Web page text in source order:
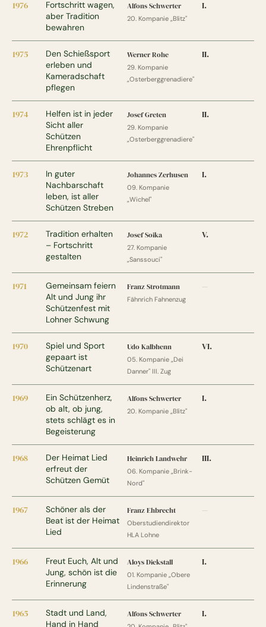
1976
Fortschritt wagen,
aber Tradition
bewahren
Alfons Schwerter
20. Kompanie „Blitz"
I.
1975
Den Schießsport
erleben und
Kameradschaft
pflegen
Werner Rohe
29. Kompanie
„Osterberggrenadiere"
II.
1974
Helfen ist in jeder
Sicht aller
Schützen
Ehrenpflicht
Josef Greten
29. Kompanie
„Osterberggrenadiere"
II.
1973
In guter
Nachbarschaft
leben, ist aller
Schützen Streben
Johannes Zerhusen
09. Kompanie
„Wichel"
I.
1972
Tradition erhalten
– Fortschritt
gestalten
Josef Soika
27. Kompanie
„Sanssouci"
V.
1971
Gemeinsam feiern
Alt und Jung ihr
Schützenfest mit
Lohner Schwung
Franz Strotmann
Fähnrich Fahnenzug
—
1970
Spiel und Sport
gepaart ist
Schützenart
Udo Kalbhenn
05. Kompanie „Dei
Danner" III. Zug
VI.
1969
Ein Schützenherz,
ob alt, ob jung,
stets schlägt es in
Begeisterung
Alfons Schwerter
20. Kompanie „Blitz"
I.
1968
Der Heimat Lied
erfreut der
Schützen Gemüt
Heinrich Landwehr
06. Kompanie „Brink-
Nord"
III.
1967
Schöner als der
Beat ist der Heimat
Lied
Franz Ehbrecht
Oberstudiendirektor
HLA Lohne
—
1966
Freut Euch, Alt und
Jung, schön ist die
Erinnerung
Aloys Diekstall
01. Kompanie „Obere
Lindenstraße"
I.
1965
Stadt und Land,
Hand in Hand
Alfons Schwerter I.